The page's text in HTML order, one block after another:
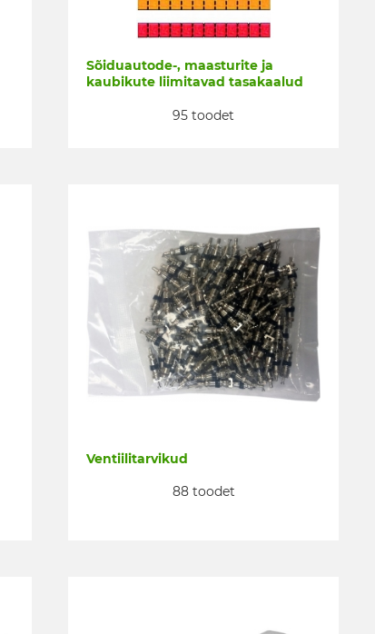
Sõiduautode-, maasturite ja
kaubikute liimitavad tasakaalud
95 toodet
Ventiilitarvikud
88 toodet